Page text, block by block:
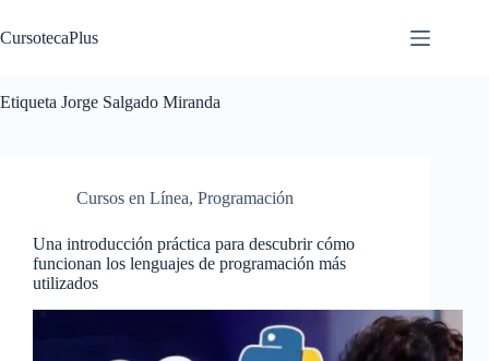
al
contenido
CursotecaPlus
Etiqueta Jorge Salgado Miranda
Cursos en Línea, Programación
Una introducción práctica para descubrir cómo
funcionan los lenguajes de programación más
utilizados